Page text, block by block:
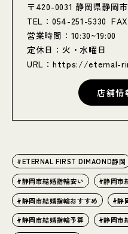
〒420-0031 静岡県静岡
TEL：054-251-5330
営業時間：10:30~19:00
定休日：火・水曜日
URL： https://eternal-
店舗情
ETERNAL FIRST DIMAOND静岡
静岡市結婚指輪安い 静岡市
静岡市結婚指輪おすすめ 静
静岡市結婚指輪予算 静岡市